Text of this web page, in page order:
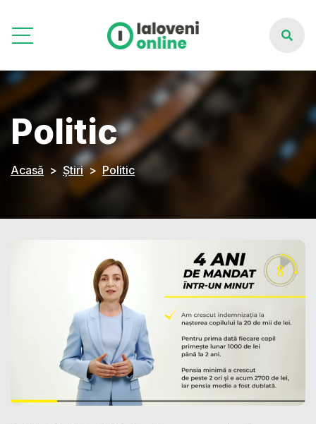
Politic
Acasă Știri Politic